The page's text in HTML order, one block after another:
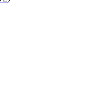
LE CAUSE OSTATIVE AL